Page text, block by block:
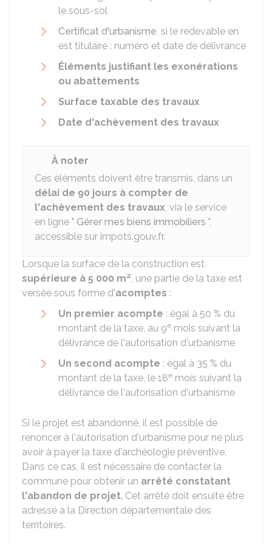
le sous-sol
Certificat d'urbanisme, si le redevable en
est titulaire : numéro et date de délivrance
Éléments justifiant les exonérations
ou abattements
Surface taxable des travaux
Date d'achèvement des travaux
À noter
Ces éléments doivent être transmis, dans un
délai de 90 jours à compter de
l'achèvement des travaux, via le service
en ligne " Gérer mes biens immobiliers ",
accessible sur impots.gouv.fr.
Lorsque la surface de la construction est
supérieure à 5 000 m², une partie de la taxe est
versée sous forme d'acomptes :
Un premier acompte : égal à 50 % du
montant de la taxe, au 9e mois suivant la
délivrance de l'autorisation d'urbanisme
Un second acompte : égal à 35 % du
montant de la taxe, le 18e mois suivant la
délivrance de l'autorisation d'urbanisme
Si le projet est abandonné, il est possible de
renoncer à l'autorisation d'urbanisme pour ne plus
avoir à payer la taxe d'archéologie préventive.
Dans ce cas, il est nécessaire de contacter la
commune pour obtenir un arrêté constatant
l'abandon de projet. Cet arrêté doit ensuite être
adressé à la Direction départementale des
territoires.